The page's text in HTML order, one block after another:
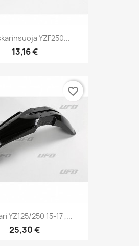
YZF250...
13,16 €
YZ125/250 15-17 ,...
25,30 €
favorite_border